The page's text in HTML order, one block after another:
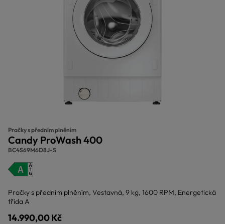
Pračky s předním plněním
Candy ProWash 400
BC4S69M6D8J-S
Pračky s předním plněním, Vestavná, 9 kg, 1600 RPM, Energetická
třída A
14.990,00 Kč